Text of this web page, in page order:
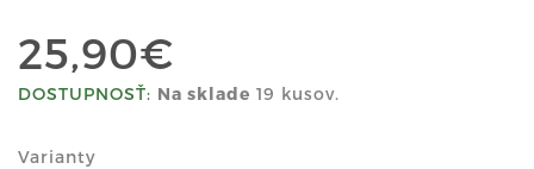
25,90€
DOSTUPNOSŤ: Na sklade 19 kusov.
Varianty